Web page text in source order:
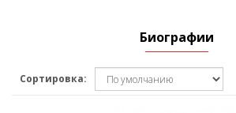
Биографии
Сортировка: